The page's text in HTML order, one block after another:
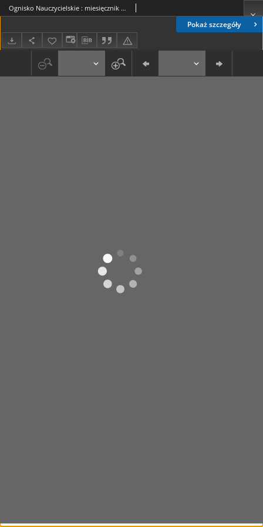
Pokaż szczegóły
Ognisko Nauczycielskie : miesięcznik poświęcony teorji i praktyce życia szkolnego, oświacie pozaszkolnej, zagadnieniom samokształcenia i regjonalizmu oraz sprawom organizacyjno-społecznym. R. 5, 1933 Nr 8 (48)